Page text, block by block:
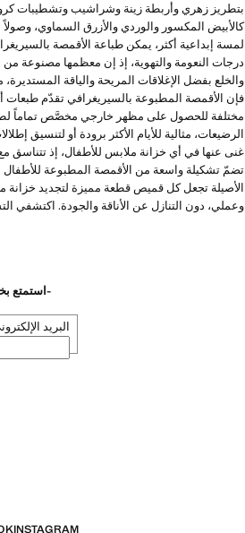
بتطريز زهري وأربطة زينة وشراشيب وتشطيبات
كالأبيض المكسور والوردي والأزرق السماوي،
لمسة إبداعية أكثر، يمكن طباعة الأقمصة
والخلع بفضل الإغلاقات المريحة والياقة
فإن الأقمصة المطبوعة بالسيريغرافي تقدّم
مختلفة للحصول على مظهر خارجي مخصَّص تماماً
الرضيعات، مثالية للأيام الأكثر برودة أو لتنسيق
غنى عنها في أي خزانة ملابس للأطفال، إذ
تضمّ تشكيلة واسعة من الأقمصة المطبوعة
وعملي، دون التنازل عن الأناقة والجودة. اكتشفي
-استمتع بخصم 10% لتسوقك القادم عند
البريد
INSTAGRAM